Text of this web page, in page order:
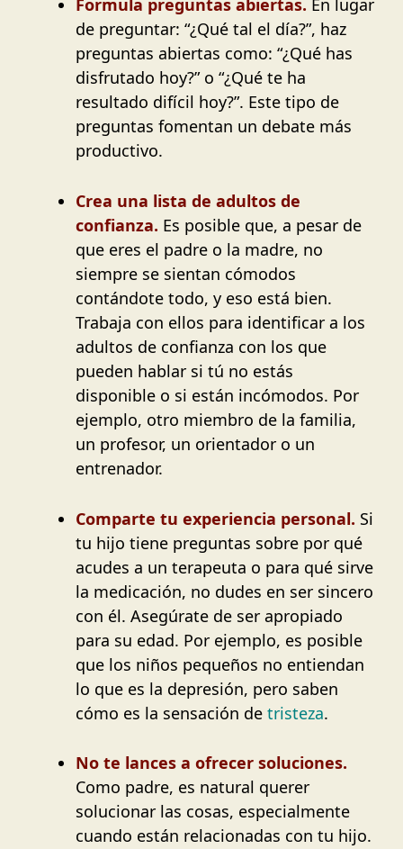
Formula preguntas abiertas. En lugar
de preguntar: “¿Qué tal el día?”, haz
preguntas abiertas como: “¿Qué has
disfrutado hoy?” o “¿Qué te ha
resultado difícil hoy?”. Este tipo de
preguntas fomentan un debate más
productivo.
Crea una lista de adultos de
confianza. Es posible que, a pesar de
que eres el padre o la madre, no
siempre se sientan cómodos
contándote todo, y eso está bien.
Trabaja con ellos para identificar a los
adultos de confianza con los que
pueden hablar si tú no estás
disponible o si están incómodos. Por
ejemplo, otro miembro de la familia,
un profesor, un orientador o un
entrenador.
Comparte tu experiencia personal. Si
tu hijo tiene preguntas sobre por qué
acudes a un terapeuta o para qué sirve
la medicación, no dudes en ser sincero
con él. Asegúrate de ser apropiado
para su edad. Por ejemplo, es posible
que los niños pequeños no entiendan
lo que es la depresión, pero saben
cómo es la sensación de tristeza.
No te lances a ofrecer soluciones.
Como padre, es natural querer
solucionar las cosas, especialmente
cuando están relacionadas con tu hijo.